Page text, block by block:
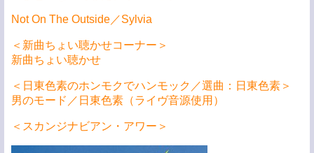
Not On The Outside／Sylvia
＜新曲ちょい聴かせコーナー＞
新曲ちょい聴かせ
＜日東色素のホンモクでハンモック／選曲：日東色素＞
男のモード／日東色素（ライヴ音源使用）
＜スカンジナビアン・アワー＞